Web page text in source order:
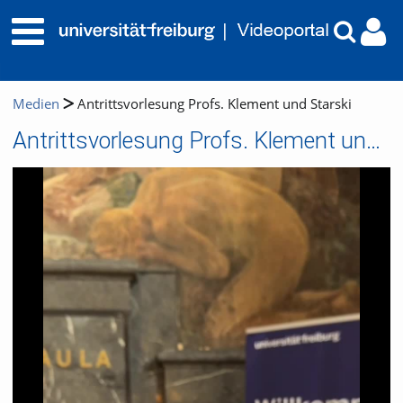
Medien Antrittsvorlesung Profs. Klement und Starski
Antrittsvorlesung Profs. Klement und Starski